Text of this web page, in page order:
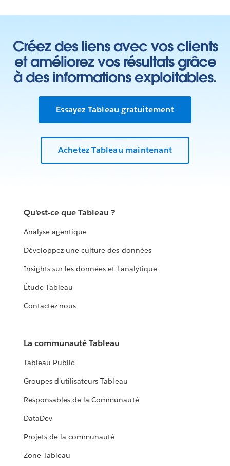
Créez des liens avec vos clients
et améliorez vos résultats grâce
à des informations exploitables.
Essayez Tableau gratuitement
Achetez Tableau maintenant
Qu'est-ce que Tableau ?
Analyse agentique
Développez une culture des données
Insights sur les données et l'analytique
Étude Tableau
Contactez-nous
La communauté Tableau
Tableau Public
Groupes d'utilisateurs Tableau
Responsables de la Communauté
DataDev
Projets de la communauté
Zone Tableau